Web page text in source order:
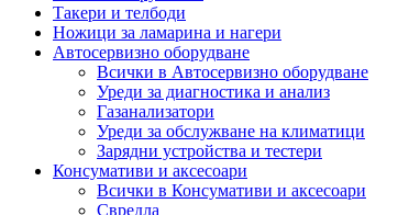
Такери и телбоди
Ножици за ламарина и нагери
Автосервизно оборудване
Всички в Автосервизно оборудване
Уреди за диагностика и анализ
Газанализатори
Уреди за обслужване на климатици
Зарядни устройства и тестери
Консумативи и аксесоари
Всички в Консумативи и аксесоари
Свредла